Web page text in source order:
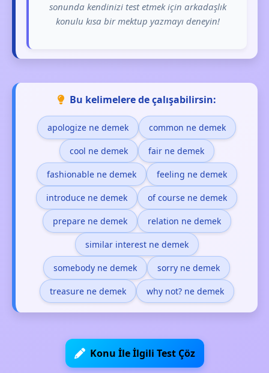
sonunda kendinizi test etmek için arkadaşlık
konulu kısa bir mektup yazmayı deneyin!
Bu kelimelere de çalışabilirsin:
apologize ne demek common ne demek
cool ne demek fair ne demek
fashionable ne demek feeling ne demek
introduce ne demek of course ne demek
prepare ne demek relation ne demek
similar interest ne demek
somebody ne demek sorry ne demek
treasure ne demek why not? ne demek
Konu İle İlgili Test Çöz